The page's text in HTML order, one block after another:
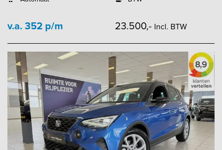
v.a. 352 p/m 23.500,- Incl. BTW